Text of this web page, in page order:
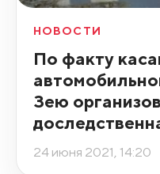
НОВОСТИ
По факту
Зею
24 июня 2021, 14:20